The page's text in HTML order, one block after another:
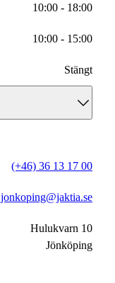
10:00 - 18:00
10:00 - 15:00
Stängt
Stängt
Stängt
Stängt
(+46) 36 13 17 00
jonkoping@jaktia.se
Hulukvarn 10
Jönköping